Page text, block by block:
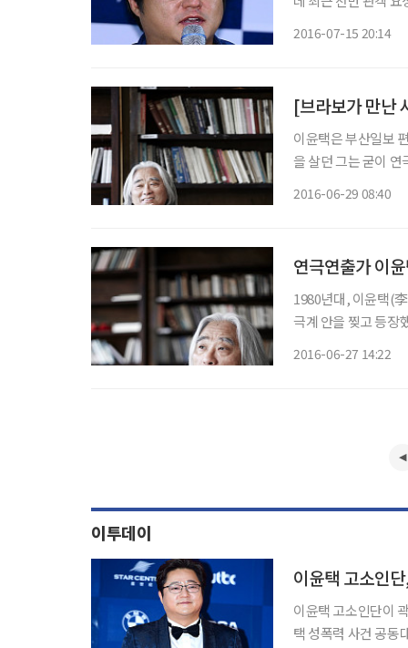
2016-07-15 20:14
[브라보가 만난
이윤택은 부산일보
을 살던 그는 굳이
2016-06-29 08:40
연극연출가 이
1980년대, 이윤택(
극계 안을 찢고 등장
2016-06-27 14:22
이투데이
이윤택 고소인단이 곽
택 성폭력 사건 공동